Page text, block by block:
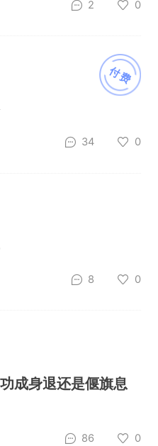
2 0
付费
34 0
8 0
成身退还是偃旗息
86 0